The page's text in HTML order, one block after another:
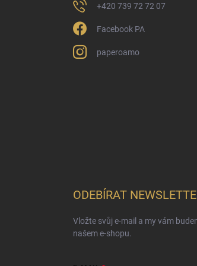
+420 739 72 72 07
Facebook PA
paperoamo
ODEBÍRAT
Vložte svůj e-mail a my vám
našem e-shopu.